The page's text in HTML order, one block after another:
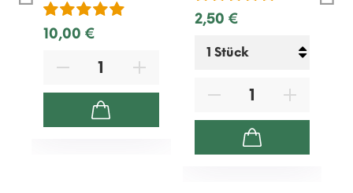
10,00 €
2,50 €